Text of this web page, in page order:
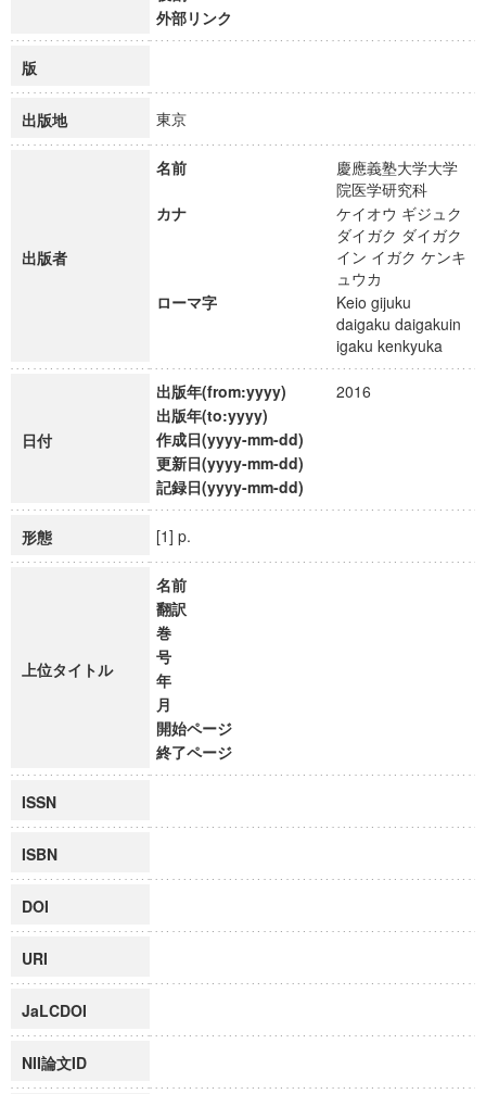
外部リンク
版
出版地 東京
出版者
名前
慶應義塾大学大学
院医学研究科
カナ
ケイオウ ギジュク
ダイガク ダイガク
イン イガク ケンキ
ュウカ
ローマ字
Keio gijuku
daigaku daigakuin
igaku kenkyuka
日付
出版年(from:yyyy)
2016
出版年(to:yyyy)
作成日(yyyy-mm-dd)
更新日(yyyy-mm-dd)
記録日(yyyy-mm-dd)
形態 [1] p.
上位タイトル
名前
翻訳
巻
号
年
月
開始ページ
終了ページ
ISSN
ISBN
DOI
URI
JaLCDOI
NII論文ID